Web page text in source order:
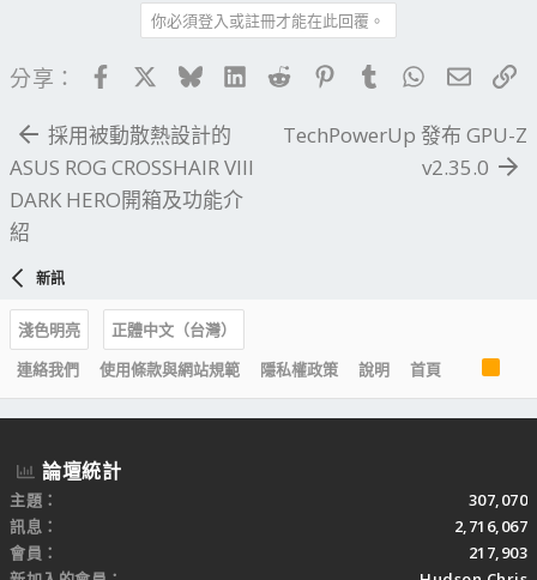
你必須登入或註冊才能在此回覆。
分享： FacebookBlueskyLinkedIn
Reddit PinterestTumblrWhatsApp
電子
採用被動散熱設計的
ASUS ROG CROSSHAIR VIII
DARK HERO開箱及功能介
紹
TechPowerUp 發布 GPU-Z
v2.35.0
新訊
淺色明亮
正體中文（台灣）
連絡我們
使用條款與網站規範 隱私權政策 說明 首頁
R
S
S
論壇統計
主題
307,070
訊息
2,716,067
會員
217,903